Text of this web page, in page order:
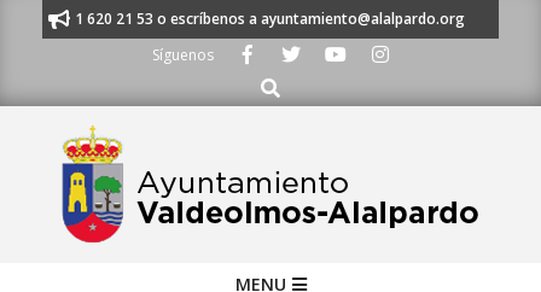
al 91 620 21 53 o escríbenos a ayuntamiento@alalpardo.org
Síguenos
Buscar
MENU